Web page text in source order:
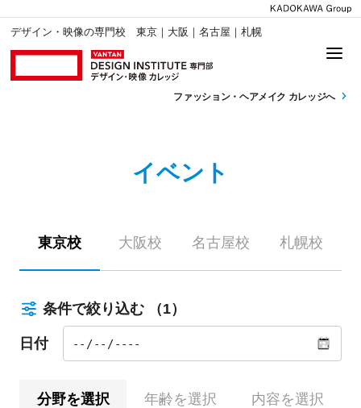
デザイン・映像の専門校 東京｜大阪｜名古屋｜札幌
ファッション・ ヘアメイク カレッジへ
イベント
東京校 大阪校 名古屋校 札幌校
条件で絞り込む （1）
日付
分野を選択 年齢を選択 内容を選択